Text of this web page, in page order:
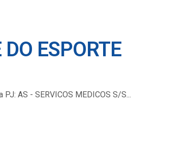
ESPORTE
AS - SERVICOS MEDICOS S/S